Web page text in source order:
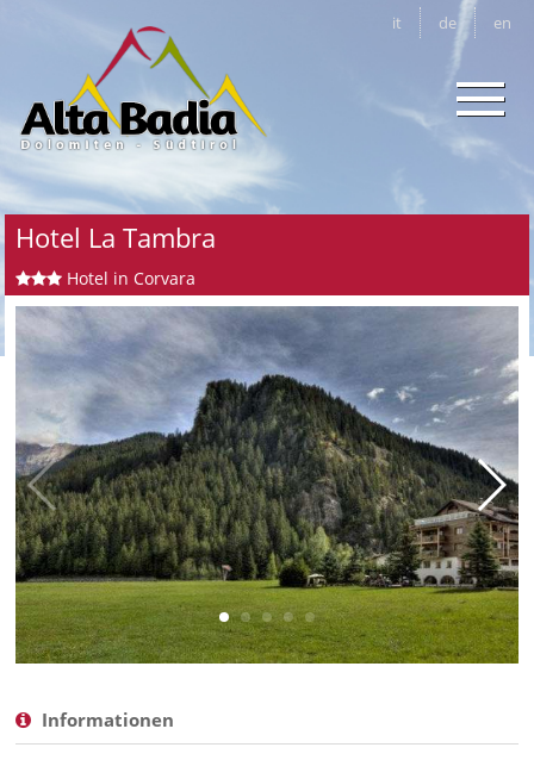
it de en
Hotel La Tambra
Hotel in Corvara
Informationen